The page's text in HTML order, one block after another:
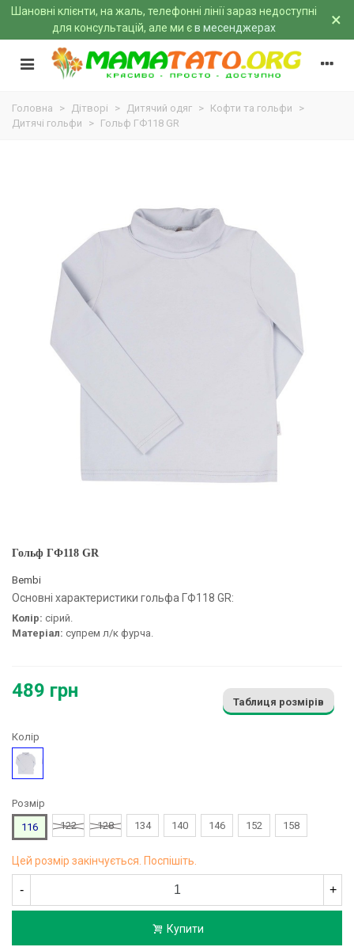
Шановні клієнти, на жаль, телефонні лінії зараз недоступні
для консультацій, але ми єв месенджерах ×
Головна > Дітворі > Дитячий одяг > Кофти та гольфи
>
Дитячі гольфи
> Гольф ГФ118 GR
Гольф ГФ118 GR
Bembi
Основні характеристики гольфа ГФ118 GR:
Колір: сірий.
Матеріал: супрем л/к фурча.
489 грн
Таблиця розмірів
Колір
Сірий
Розмір
116
122 128 134 140 146 152 158
Цей розмір закінчується. Поспішіть.
- +
Купити